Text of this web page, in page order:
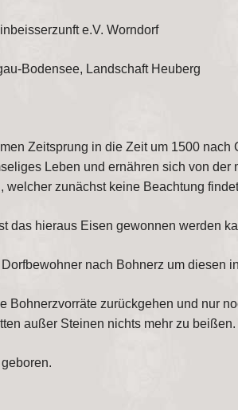
e.V. Worndorf
Bodensee, Landschaft Heuberg
Zeitsprung in die Zeit um 1500
Leben und ernähren sich von
welcher zunächst keine Beachtung
das hieraus Eisen gewonnen werden
nach Bohnerz um diesen
Bohnerzvorräte zurückgehen und nur
außer Steinen nichts mehr zu beißen.